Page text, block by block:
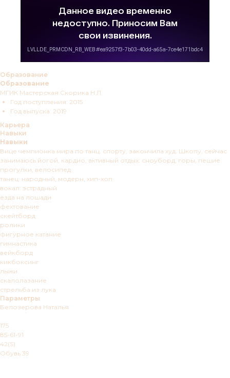
Образование
Образование
МГИК Мастерская Скорика Н.Л
Год поступления: 2015
Год выпуска: 2019
Карьера
Навыки
Навыки
Вице чемпионка мира по танц. спорту, закончила худ. Школу, сейчас
занимаюсь йогой, кардио, активный отдых: сноуборд, горы, пешие
прогулки, велосипед
танец: народный, модерн, хип-хоп
вокал: эстрадный
езда на лошади
фехтование
скейтборд
ролики
фигурное катание
гимнастика
вейкборд
кикбоксинг
лыжи
скалолазание
стрельба из лука
Параметры
Белозерова Наталья
175
85-61-91
42(S)
Обувь 39